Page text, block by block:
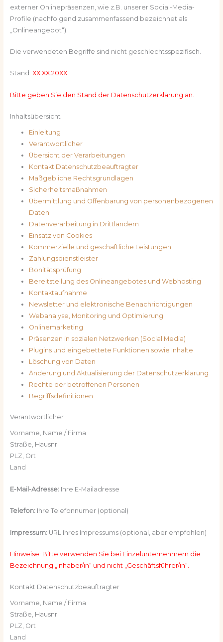
externer Onlinepräsenzen, wie z.B. unserer Social-Media-
Profile (nachfolgend zusammenfassend bezeichnet als
„Onlineangebot“).
Die verwendeten Begriffe sind nicht geschlechtsspezifisch.
Stand: XX.XX.20XX
Bitte geben Sie den Stand der Datenschutzerklärung an.
Inhaltsübersicht
Einleitung
Verantwortlicher
Übersicht der Verarbeitungen
Kontakt Datenschutzbeauftragter
Maßgebliche Rechtsgrundlagen
Sicherheitsmaßnahmen
Übermittlung und Offenbarung von personenbezogenen
Daten
Datenverarbeitung in Drittländern
Einsatz von Cookies
Kommerzielle und geschäftliche Leistungen
Zahlungsdienstleister
Bonitätsprüfung
Bereitstellung des Onlineangebotes und Webhosting
Kontaktaufnahme
Newsletter und elektronische Benachrichtigungen
Webanalyse, Monitoring und Optimierung
Onlinemarketing
Präsenzen in sozialen Netzwerken (Social Media)
Plugins und eingebettete Funktionen sowie Inhalte
Löschung von Daten
Änderung und Aktualisierung der Datenschutzerklärung
Rechte der betroffenen Personen
Begriffsdefinitionen
Verantwortlicher
Vorname, Name / Firma
Straße, Hausnr.
PLZ, Ort
Land
E-Mail-Adresse:Ihre E-Mailadresse
Telefon:Ihre Telefonnumer (optional)
Impressum:URL Ihres Impressums (optional, aber empfohlen)
Hinweise: Bitte verwenden Sie bei Einzelunternehmern die
Bezeichnung „Inhaber/in“ und nicht „Geschäftsführer/in“.
Kontakt Datenschutzbeauftragter
Vorname, Name / Firma
Straße, Hausnr.
PLZ, Ort
Land